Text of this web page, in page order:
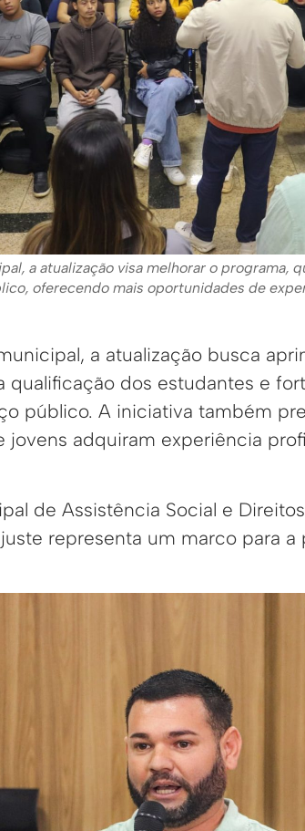
a atualização visa melhorar o programa,
oferecendo mais oportunidades de
a atualização busca
qualificação dos estudantes e
público. A iniciativa também
jovens adquiram experiência
de Assistência Social e
representa um marco para